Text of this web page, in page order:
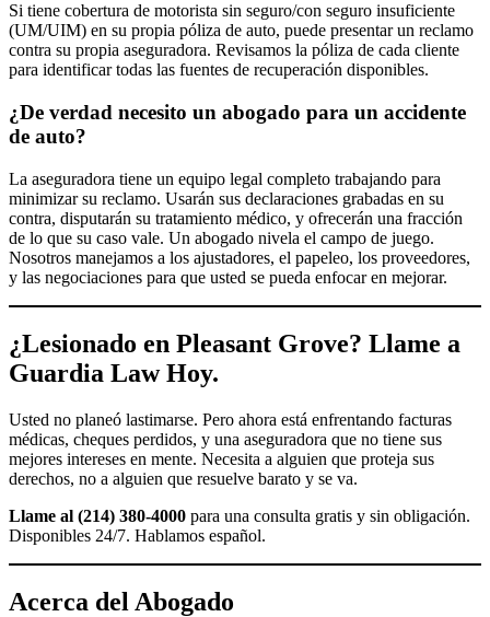
Si tiene cobertura de motorista sin seguro/con seguro insuficiente
(UM/UIM) en su propia póliza de auto, puede presentar un reclamo
contra su propia aseguradora. Revisamos la póliza de cada cliente
para identificar todas las fuentes de recuperación disponibles.
¿De verdad necesito un abogado para un accidente
de auto?
La aseguradora tiene un equipo legal completo trabajando para
minimizar su reclamo. Usarán sus declaraciones grabadas en su
contra, disputarán su tratamiento médico, y ofrecerán una fracción
de lo que su caso vale. Un abogado nivela el campo de juego.
Nosotros manejamos a los ajustadores, el papeleo, los proveedores,
y las negociaciones para que usted se pueda enfocar en mejorar.
¿Lesionado en Pleasant Grove? Llame a
Guardia Law Hoy.
Usted no planeó lastimarse. Pero ahora está enfrentando facturas
médicas, cheques perdidos, y una aseguradora que no tiene sus
mejores intereses en mente. Necesita a alguien que proteja sus
derechos, no a alguien que resuelve barato y se va.
Llame al (214) 380-4000 para una consulta gratis y sin obligación.
Disponibles 24/7. Hablamos español.
Acerca del Abogado